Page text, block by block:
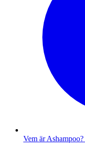
Vem är Ashampoo?